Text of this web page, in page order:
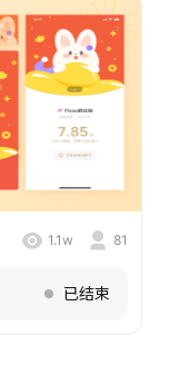
1.1w 81
已结束